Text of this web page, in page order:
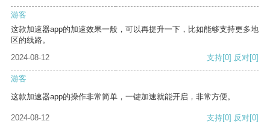
游客
这款加速器app的加速效果一般，可以再提升一下，比如能够支持更多地
区的线路。
2024-08-12
支持[0] 反对[0]
游客
这款加速器app的操作非常简单，一键加速就能开启，非常方便。
2024-08-12 支持[0] 反对[0]